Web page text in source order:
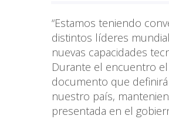
“Estamos teniendo
distintos líderes
nuevas capacidades
Durante el encuentro
documento que
nuestro país,
presentada en el